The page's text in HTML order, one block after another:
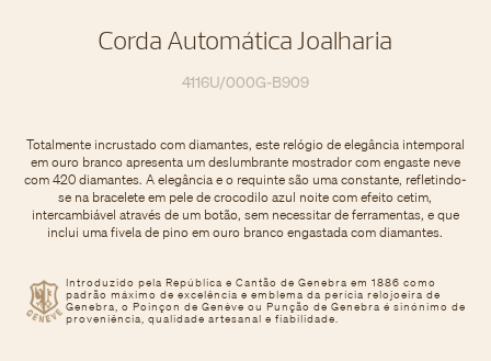
Corda Automática Joalharia
4116U/000G-B909
Introduzido pela República e Cantão de Genebra em 1886 como
padrão máximo de excelência e emblema da perícia relojoeira de
Genebra, o Poinçon de Genève ou Punção de Genebra é sinónimo de
proveniência, qualidade artesanal e fiabilidade.
Totalmente incrustado com diamantes, este relógio de elegância intemporal
em ouro branco apresenta um deslumbrante mostrador com engaste neve
com 420 diamantes. A elegância e o requinte são uma constante, refletindo-
se na bracelete em pele de crocodilo azul noite com efeito cetim,
intercambiável através de um botão, sem necessitar de ferramentas, e que
inclui uma fivela de pino em ouro branco engastada com diamantes.